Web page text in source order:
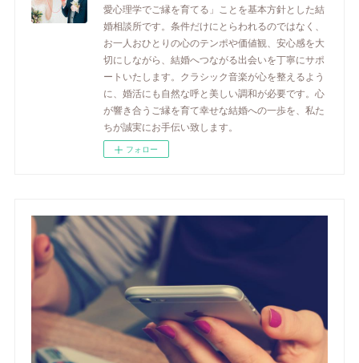
愛心理学でご縁を育てる」ことを基本方針とした結
婚相談所です。条件だけにとらわれるのではなく、
お一人おひとりの心のテンポや価値観、安心感を大
切にしながら、結婚へつながる出会いを丁寧にサポ
ートいたします。クラシック音楽が心を整えるよう
に、婚活にも自然な呼と美しい調和が必要です。心
が響き合うご縁を育て幸せな結婚への一歩を、私た
ちが誠実にお手伝い致します。
フォロー